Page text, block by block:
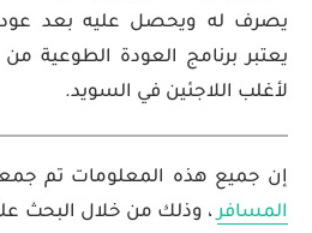
يصرف له ويحصل عليه بعد
يعتبر برنامج العودة الطوعية
لأغلب اللاجئين في السويد.
إن جميع هذه المعلومات تم
المسافر، وذلك من خلال البحث